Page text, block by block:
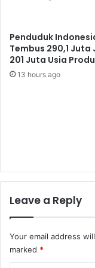
Penduduk
Tembus 290,1 Juta
201 Juta Usia
13 hours ago
Leave a Reply
Your email address
marked *